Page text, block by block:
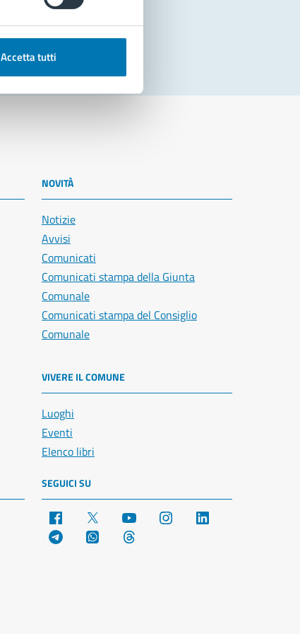
Accetta tutti
NOVITÀ
Notizie
Avvisi
Comunicati
Comunicati stampa della Giunta
Comunale
Comunicati stampa del Consiglio
Comunale
VIVERE IL COMUNE
Luoghi
Eventi
Elenco libri
SEGUICI SU
Facebook YouTube Instagram
Telegram WhatsApp